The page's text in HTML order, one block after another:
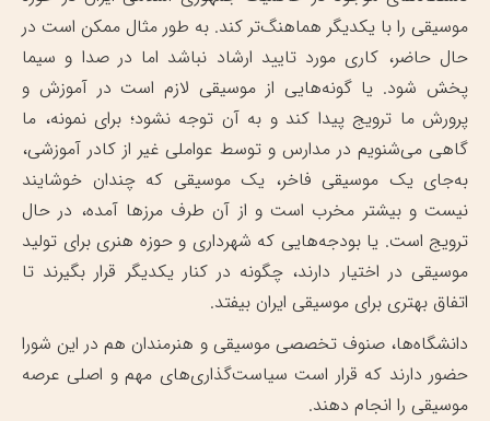
موسیقی را با یکدیگر هماهنگ‌تر کند. به طور مثال ممکن است در
حال حاضر، کاری مورد تایید ارشاد نباشد اما در صدا و سیما
پخش شود. یا گونه‌هایی از موسیقی لازم است در آموزش و
پرورش ما ترویج پیدا کند و به آن توجه نشود؛ برای نمونه، ما
گاهی می‌شنویم در مدارس و توسط عواملی غیر از کادر آموزشی،
به‌جای یک موسیقی فاخر، یک موسیقی که چندان خوشایند
نیست و بیشتر مخرب است و از آن طرف مرزها آمده، در حال
ترویج است. یا بودجه‌هایی که شهرداری و حوزه هنری برای تولید
موسیقی در اختیار دارند، چگونه در کنار یکدیگر قرار بگیرند تا
اتفاق بهتری برای موسیقی ایران بیفتد.
دانشگاه‌ها، صنوف تخصصی موسیقی و هنرمندان هم در این شورا
حضور دارند که قرار است سیاست‌گذاری‌های مهم و اصلی عرصه
موسیقی را انجام دهند.